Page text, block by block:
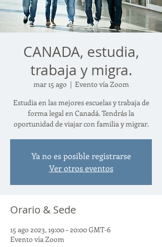
CANADA, estudia,
trabaja y migra.
mar 15 ago
  |
Evento vía Zoom
Estudia en las mejores escuelas y trabaja de
forma legal en Canadá. Tendrás la
oportunidad de viajar con familia y migrar.
Ya no es posible registrarse
Ver otros eventos
Orario & Sede
15 ago 2023, 19:00 – 20:00 GMT-6
Evento vía Zoom